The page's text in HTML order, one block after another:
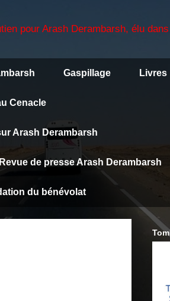
pour Arash Derambarsh, élu
Gaspillage Livres
Cenacle
Arash Derambarsh
Revue de presse Arash Derambarsh
du bénévolat